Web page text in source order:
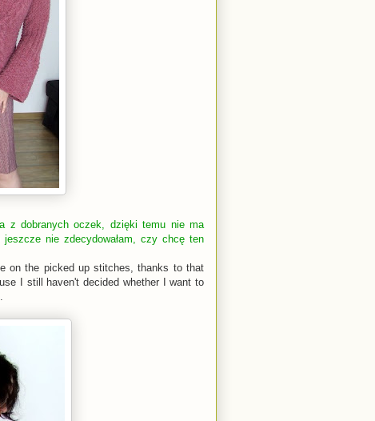
z dobranych oczek, dzięki temu nie ma
nie zdecydowałam, czy chcę ten
on the picked up stitches, thanks to that
I still haven't decided whether I want to